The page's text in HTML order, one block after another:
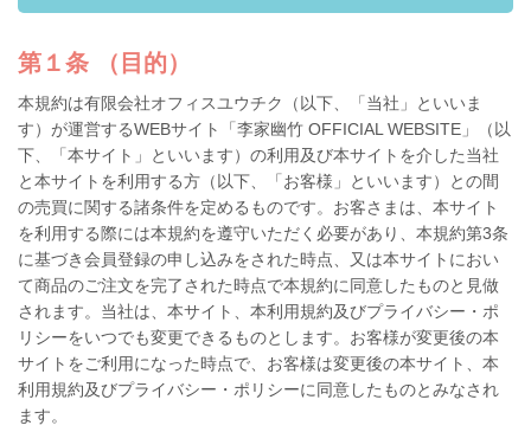
第１条 （目的）
本規約は有限会社オフィスユウチク（以下、「当社」といいま
す）が運営するWEBサイト「李家幽竹 OFFICIAL WEBSITE」（以
下、「本サイト」といいます）の利用及び本サイトを介した当社
と本サイトを利用する方（以下、「お客様」といいます）との間
の売買に関する諸条件を定めるものです。お客さまは、本サイト
を利用する際には本規約を遵守いただく必要があり、本規約第3条
に基づき会員登録の申し込みをされた時点、又は本サイトにおい
て商品のご注文を完了された時点で本規約に同意したものと見做
されます。当社は、本サイト、本利用規約及びプライバシー・ポ
リシーをいつでも変更できるものとします。お客様が変更後の本
サイトをご利用になった時点で、お客様は変更後の本サイト、本
利用規約及びプライバシー・ポリシーに同意したものとみなされ
ます。